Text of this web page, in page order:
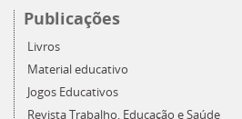
Publicações
Livros
Material educativo
Jogos Educativos
Revista Trabalho, Educação e Saúde